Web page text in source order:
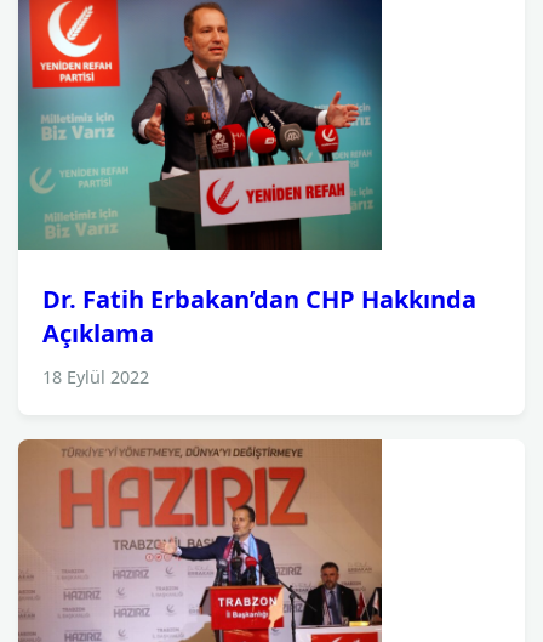
Dr. Fatih Erbakan’dan CHP Hakkında
Açıklama
18 Eylül 2022